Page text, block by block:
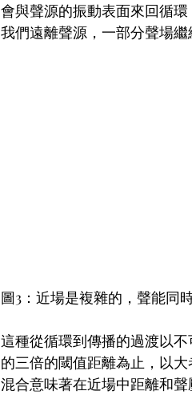
會與聲源的振動表面來回循
我們遠離聲源，一部分聲場繼
圖3：近場是複雜的，聲能同
這種從循環到傳播的過渡以
的三倍的閾值距離為止，以
混合意味著在近場中距離和